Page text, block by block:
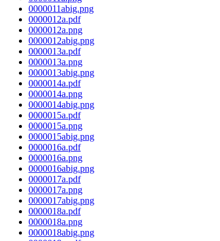
0000011abig.png
0000012a.pdf
0000012a.png
0000012abig.png
0000013a.pdf
0000013a.png
0000013abig.png
0000014a.pdf
0000014a.png
0000014abig.png
0000015a.pdf
0000015a.png
0000015abig.png
0000016a.pdf
0000016a.png
0000016abig.png
0000017a.pdf
0000017a.png
0000017abig.png
0000018a.pdf
0000018a.png
0000018abig.png